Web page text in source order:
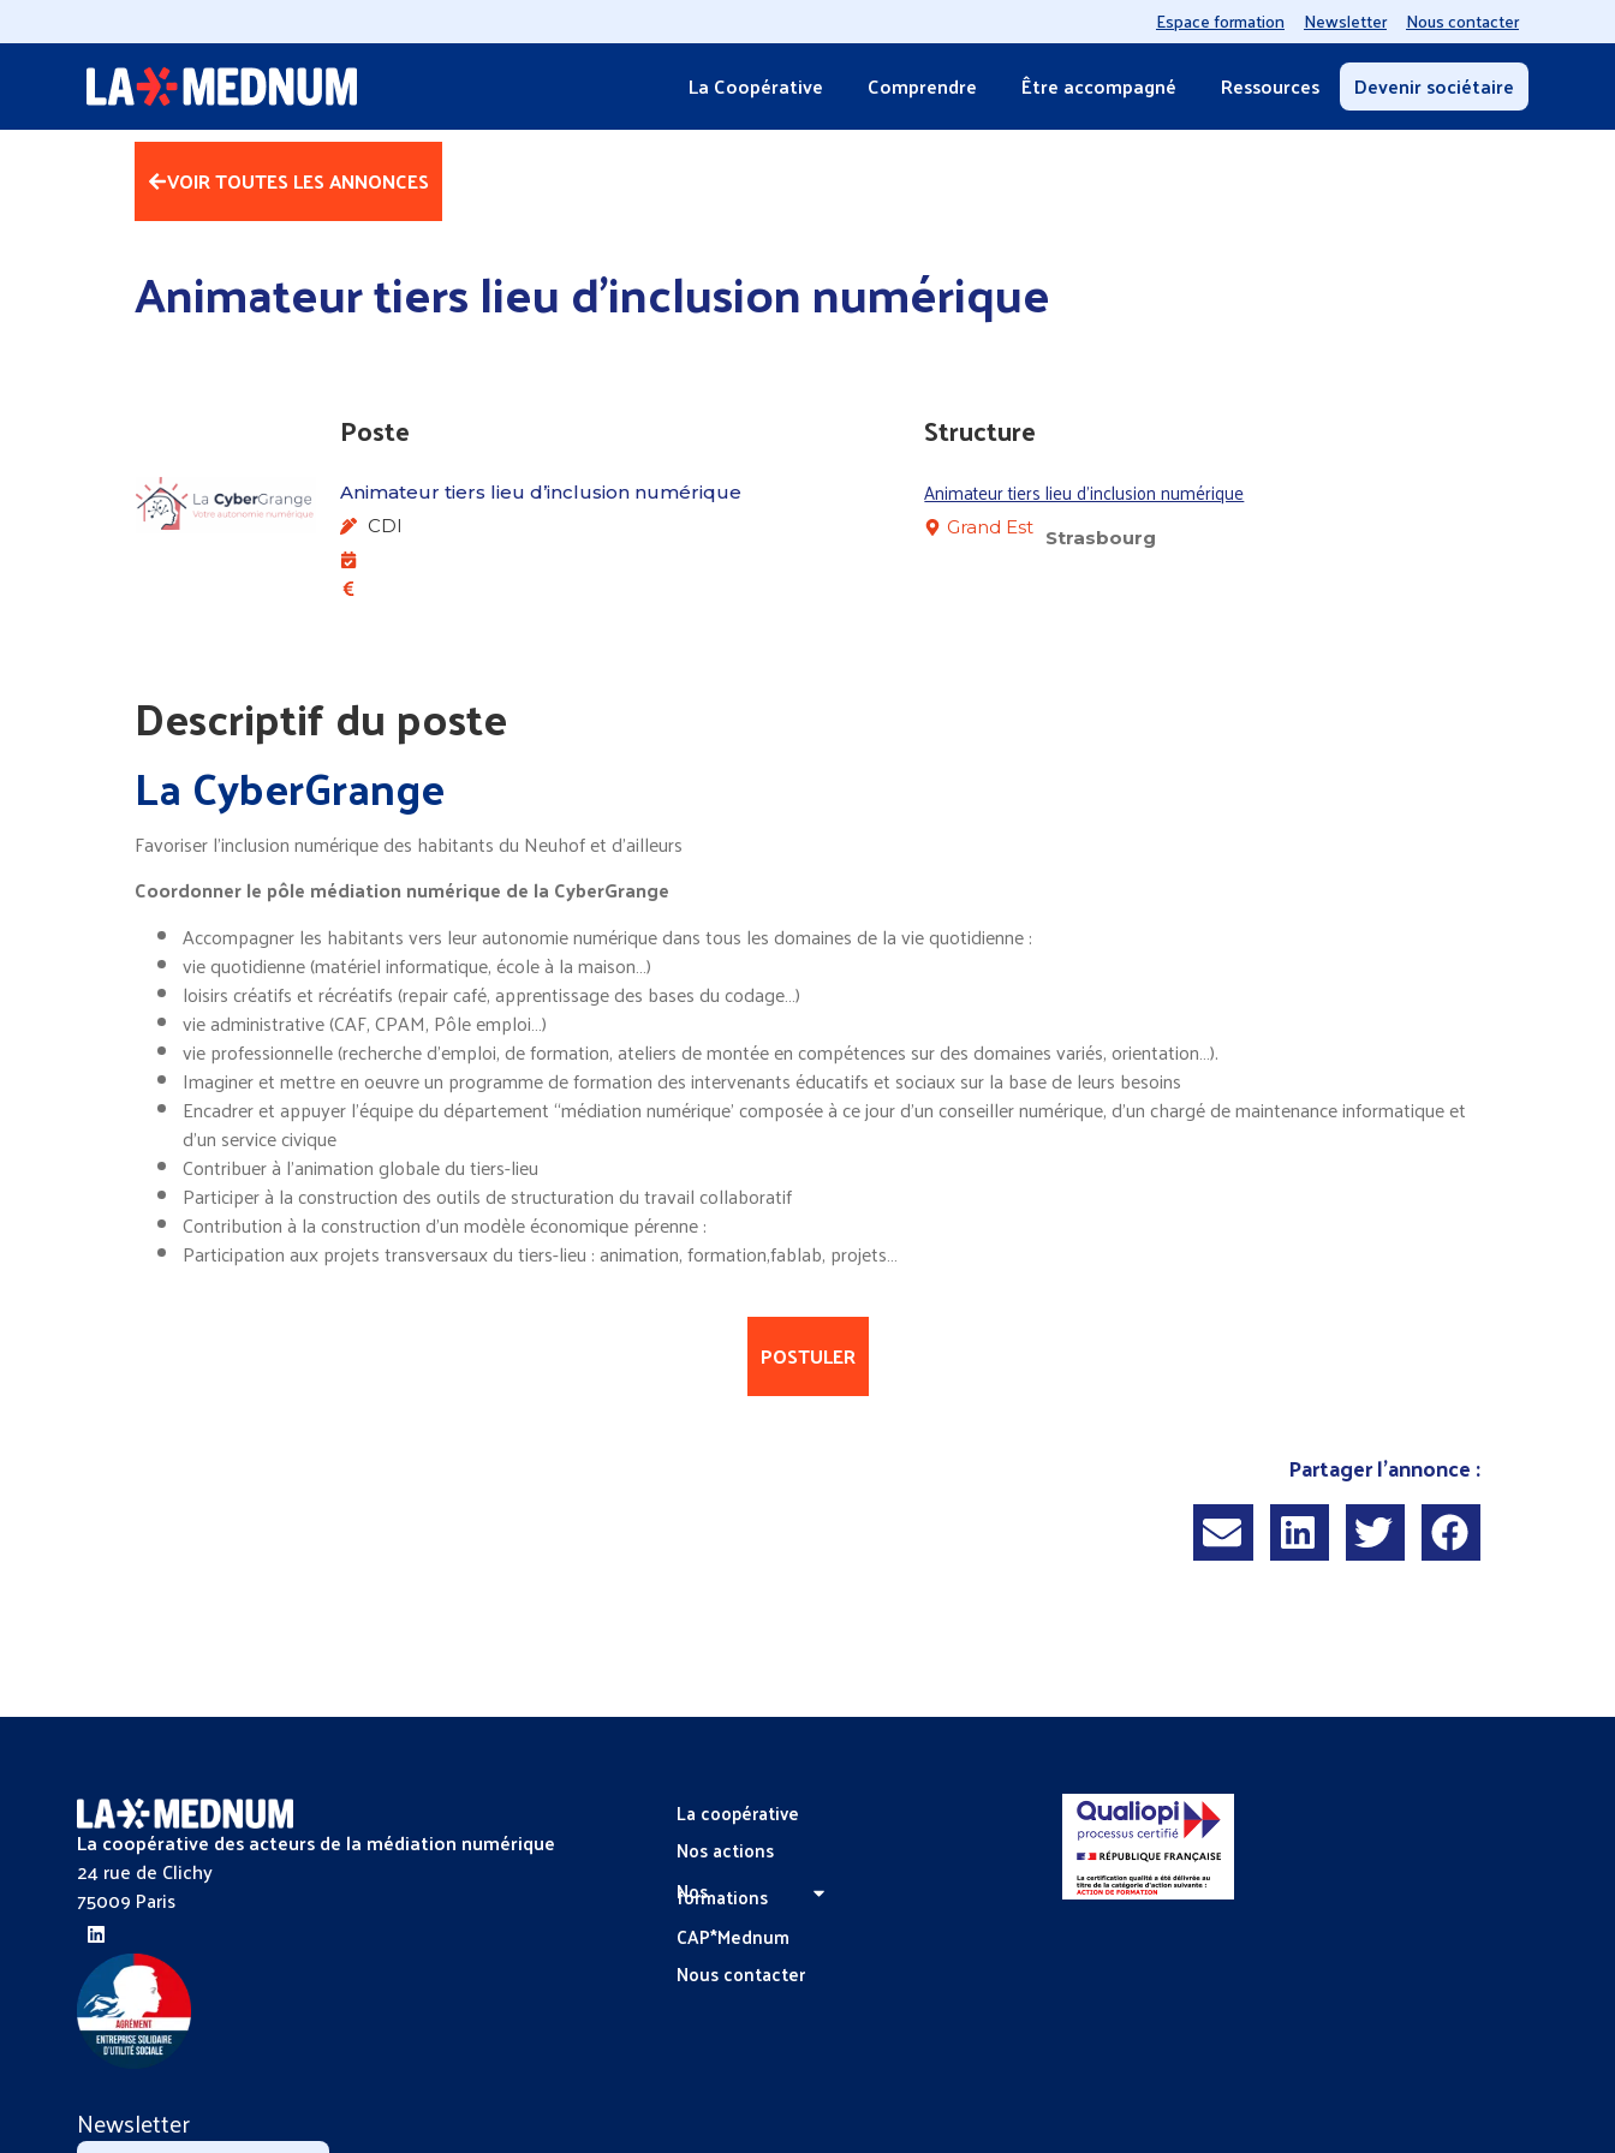
Espace formation Newsletter Nous contacter
La Coopérative Comprendre Être accompagné Ressources Devenir sociétaire
VOIR TOUTES LES ANNONCES
Animateur tiers lieu d’inclusion numérique
Poste
Animateur tiers lieu d’inclusion numérique
CDI
Structure
Animateur tiers lieu d'inclusion numérique
Grand Est Strasbourg
Descriptif du poste
La CyberGrange
Favoriser l’inclusion numérique des habitants du Neuhof et d’ailleurs
Coordonner le pôle médiation numérique de la CyberGrange
Accompagner les habitants vers leur autonomie numérique dans tous les domaines de la vie quotidienne :
vie quotidienne (matériel informatique, école à la maison…)
loisirs créatifs et récréatifs (repair café, apprentissage des bases du codage…)
vie administrative (CAF, CPAM, Pôle emploi…)
vie professionnelle (recherche d’emploi, de formation, ateliers de montée en compétences sur des domaines variés, orientation…).
Imaginer et mettre en oeuvre un programme de formation des intervenants éducatifs et sociaux sur la base de leurs besoins
Encadrer et appuyer l’équipe du département “médiation numérique’ composée à ce jour d’un conseiller numérique, d’un chargé de maintenance informatique et
d’un service civique
Contribuer à l’animation globale du tiers-lieu
Participer à la construction des outils de structuration du travail collaboratif
Contribution à la construction d’un modèle économique pérenne :
Participation aux projets transversaux du tiers-lieu : animation, formation,fablab, projets…
POSTULER
Partager l'annonce :
La coopérative des acteurs de la médiation numérique
24 rue de Clichy
75009 Paris
Newsletter
La coopérative
Nos actions
Nos
formations
CAP*Mednum
Nous contacter